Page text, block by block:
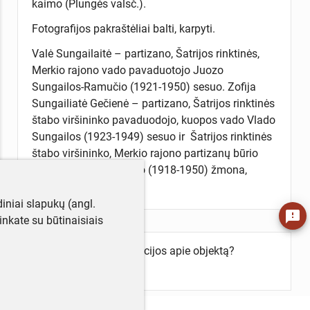
kaimo (Plungės valsč.).
Fotografijos pakraštėliai balti, karpyti.
Valė Sungailaitė – partizano, Šatrijos rinktinės,
Merkio rajono vado pavaduotojo Juozo
Sungailos-Ramučio (1921-1950) sesuo. Zofija
Sungailiatė Gečienė – partizano, Šatrijos rinktinės
štabo viršininko pavaduodojo, kuopos vado Vlado
Sungailos (1923-1949) sesuo ir Šatrijos rinktinės
štabo viršininko, Merkio rajono partizanų būrio
vado Vlado Gečo-Tonio (1918-1950) žmona,
Turite daugiau informacijos apie objektą?
feedback
slapukų (angl.
su būtinaisiais